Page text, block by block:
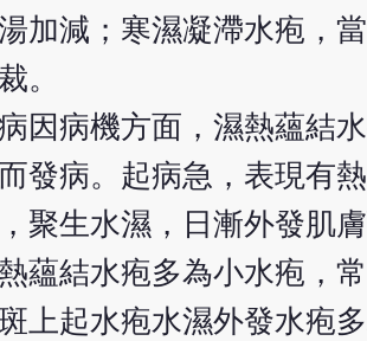
加減；寒濕凝滯水疱，
。
因病機方面，濕熱蘊結
發病。起病急，表現有
聚生水濕，日漸外發肌
蘊結水疱多為小水疱，
上起水疱水濕外發水疱